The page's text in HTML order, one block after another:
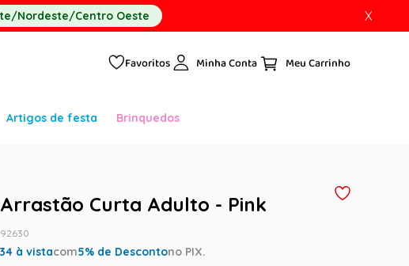
Nordeste/Centro Oeste X
Favoritos Minha Conta
Artigos de festa Brinquedos
Curta Adulto - Pink
92630
à vistacom5% de Descontono PIX.